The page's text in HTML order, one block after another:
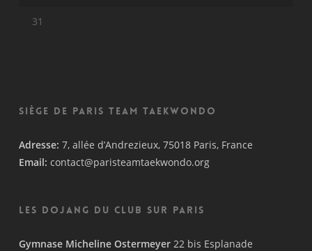
31
Siège de Paris Team Taekwondo
Adresse: 7, allée d’Andrezieux, 75018 Paris, France
Email: contact@paristeamtaekwondo.org
Les Dojang du Club sur Paris
Gymnase Micheline Ostermeyer22 bis Esplanade